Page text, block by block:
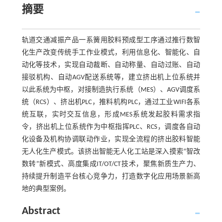
摘要
轨道交通减振产品一系簧用胶料预成型工序通过推行数智
化生产改变传统手工作业模式，利用信息化、智能化、自
动化等技术，实现自动裁断、自动称量、自动过账、自动
接驳机构、自动AGV配送系统等，建立挤出机上位系统并
以此系统为中枢，对接制造执行系统（MES）、AGV调度系
统（RCS）、挤出机PLC，推料机构PLC，通过工业WIFI各系
统互联，实时交互信息，形成MES系统发起胶料需求指
令，挤出机上位系统作为中枢指挥PLC、RCS，调度各自动
化设备及机构协调联动作业，实现全流程的挤出胶料智能
无人化生产模式。该挤出智能无人化工站是深入摸索“智改
数转”新模式、高度集成IT/OT/CT技术，聚焦新质生产力、
持续提升制造平台核心竞争力，打造数字化应用场景新高
地的典型案例。
Abstract